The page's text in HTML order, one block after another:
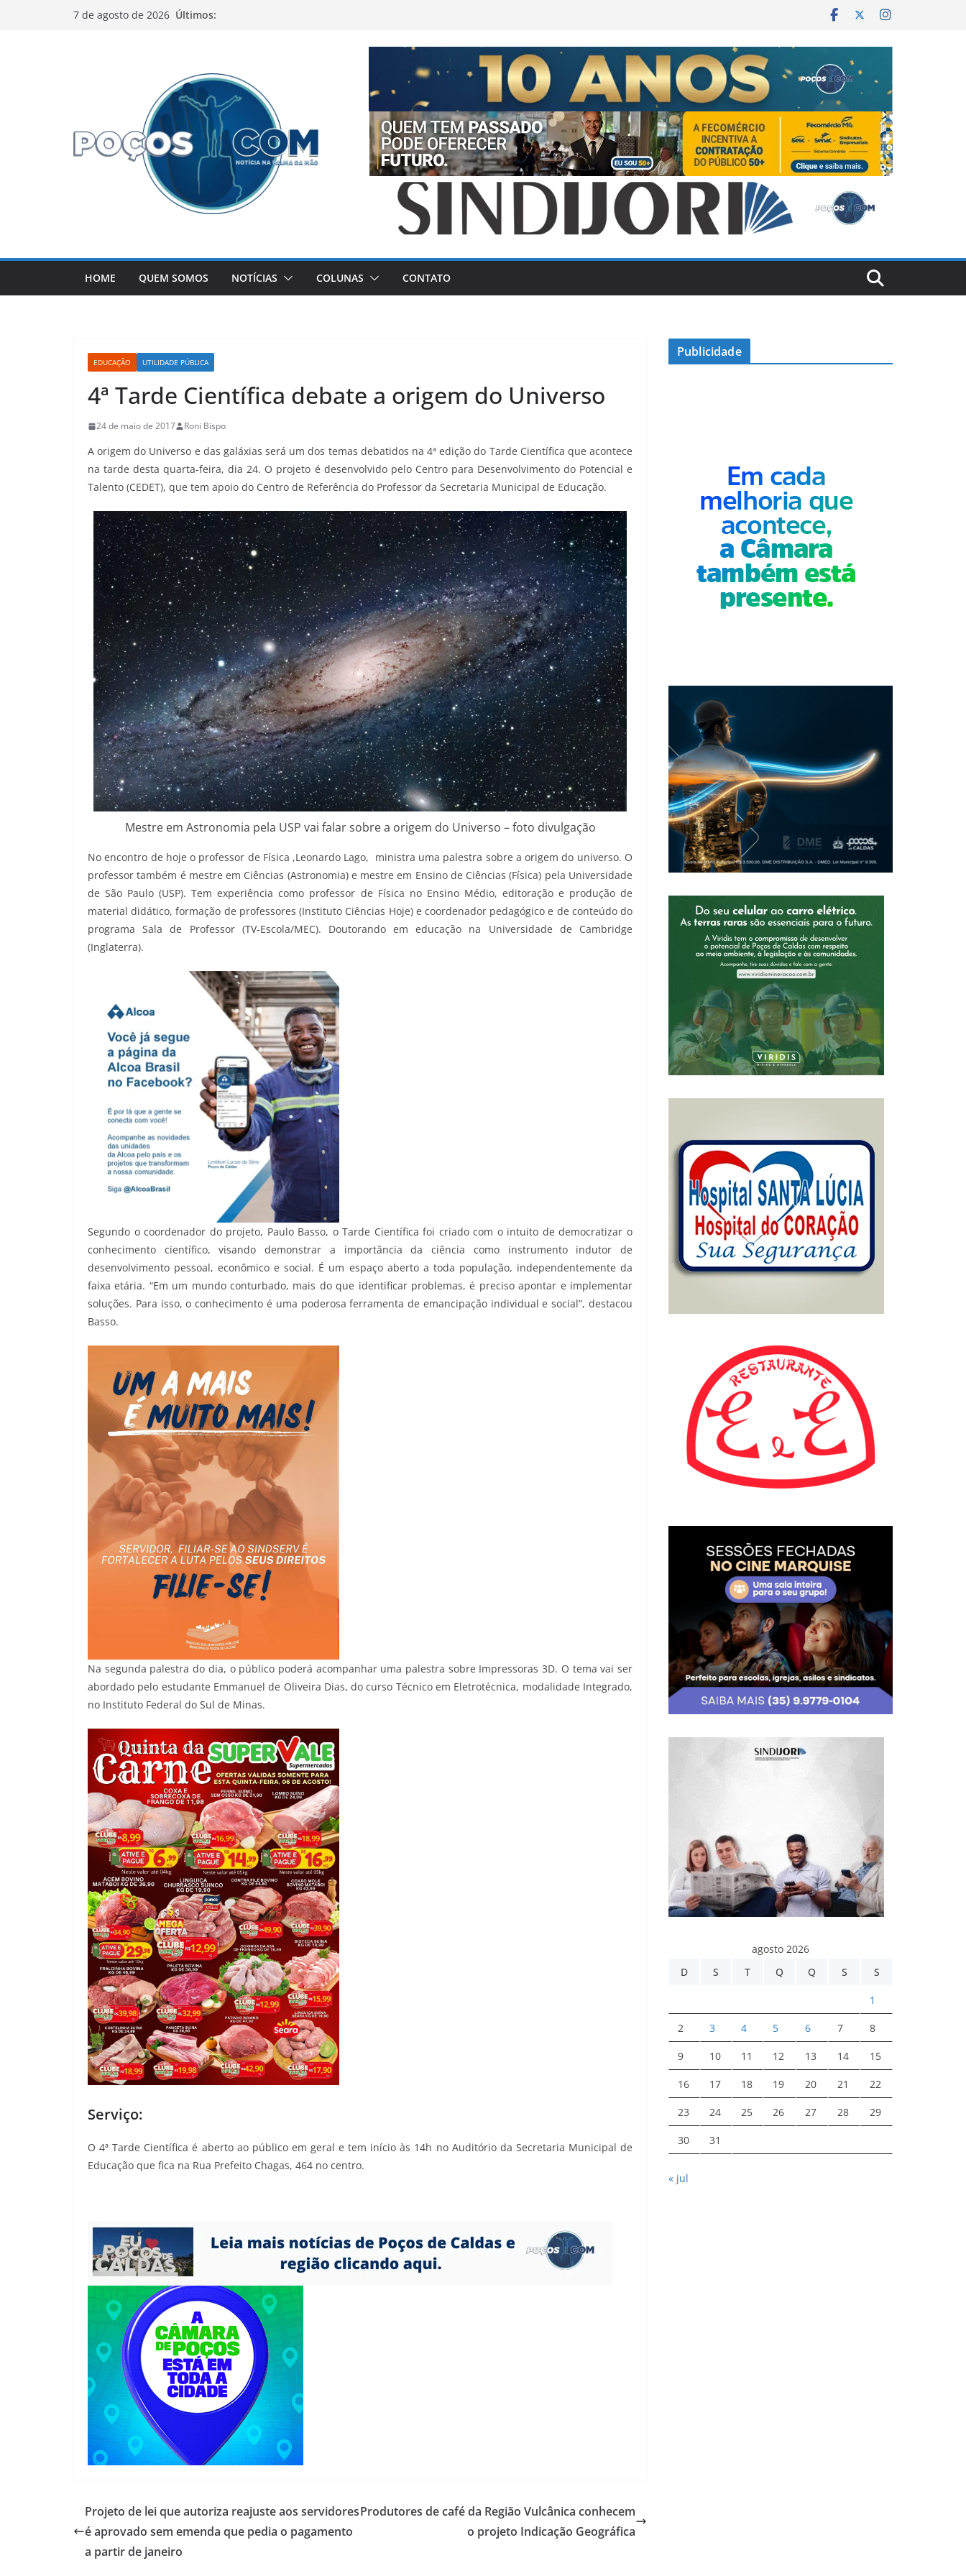
7 de agosto de 2026 Últimos:
HOME QUEM SOMOS NOTÍCIAS COLUNAS CONTATO
EDUCAÇÃO UTILIDADE PÚBLICA
4ª Tarde Científica debate a origem do Universo
24 de maio de 2017 Roni Bispo
A origem do Universo e das galáxias será um dos temas debatidos na 4ª edição do Tarde Científica que acontece
na tarde desta quarta-feira, dia 24. O projeto é desenvolvido pelo Centro para Desenvolvimento do Potencial e
Talento (CEDET), que tem apoio do Centro de Referência do Professor da Secretaria Municipal de Educação.
Mestre em Astronomia pela USP vai falar sobre a origem do Universo – foto divulgação
No encontro de hoje o professor de Física ,Leonardo Lago, ministra uma palestra sobre a origem do universo. O
professor também é mestre em Ciências (Astronomia) e mestre em Ensino de Ciências (Física) pela Universidade
de São Paulo (USP). Tem experiência como professor de Física no Ensino Médio, editoração e produção de
material didático, formação de professores (Instituto Ciências Hoje) e coordenador pedagógico e de conteúdo do
programa Sala de Professor (TV-Escola/MEC). Doutorando em educação na Universidade de Cambridge
(Inglaterra).
Segundo o coordenador do projeto, Paulo Basso, o Tarde Científica foi criado com o intuito de democratizar o
conhecimento científico, visando demonstrar a importância da ciência como instrumento indutor de
desenvolvimento pessoal, econômico e social. É um espaço aberto a toda população, independentemente da
faixa etária. “Em um mundo conturbado, mais do que identificar problemas, é preciso apontar e implementar
soluções. Para isso, o conhecimento é uma poderosa ferramenta de emancipação individual e social”, destacou
Basso.
Na segunda palestra do dia, o público poderá acompanhar uma palestra sobre Impressoras 3D. O tema vai ser
abordado pelo estudante Emmanuel de Oliveira Dias, do curso Técnico em Eletrotécnica, modalidade Integrado,
no Instituto Federal do Sul de Minas.
Serviço:
O 4ª Tarde Científica é aberto ao público em geral e tem início às 14h no Auditório da Secretaria Municipal de
Educação que fica na Rua Prefeito Chagas, 464 no centro.
Projeto de lei que autoriza reajuste aos servidores
é aprovado sem emenda que pedia o pagamento
a partir de janeiro
Produtores de café da Região Vulcânica conhecem
o projeto Indicação Geográfica
Publicidade
agosto 2026
D
S T Q Q S S
1
2 3 4 5 6 7 8
9 10 11 12 13 14 15
16 17 18 19 20 21 22
23 24 25 26 27 28 29
30 31
« jul